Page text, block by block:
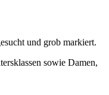
und grob markiert.
sowie Damen,